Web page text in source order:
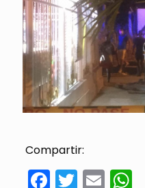
Compartir:
Facebook
Twitter